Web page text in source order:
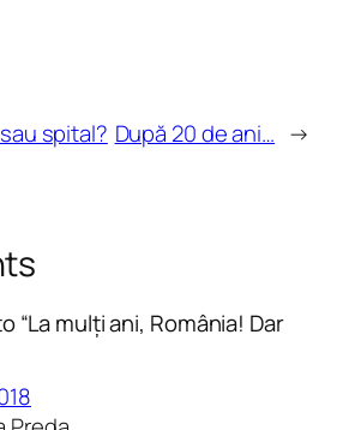
spital? După 20 de ani… →
“La mulți ani, România! Dar